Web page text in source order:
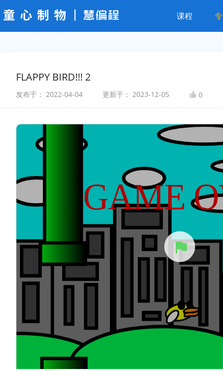
课程
FLAPPY BIRD!!! 2
发布于： 2022-04-04 更新于： 2023-12-05 0